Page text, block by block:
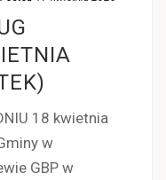
18 kwietnia
w
GBP w